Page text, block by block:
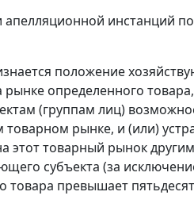
апелляционной инстанций
положение
рынке определенного
(группам лиц)
рынке, и (или)
этот товарный рынок другим
субъекта (за
товара превышает